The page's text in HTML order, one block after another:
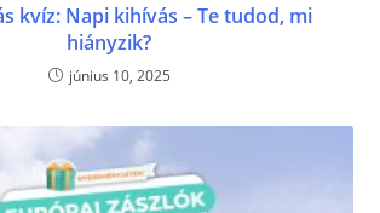
kvíz: Napi kihívás – Te tudod, mi
hiányzik?
június 10, 2025